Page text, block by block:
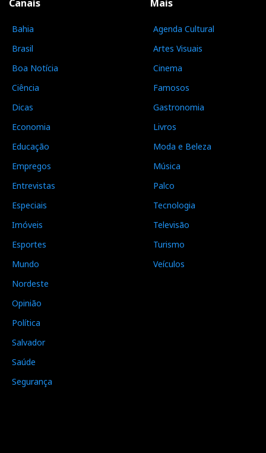
Canais
Bahia
Brasil
Boa Notícia
Ciência
Dicas
Economia
Educação
Empregos
Entrevistas
Especiais
Imóveis
Esportes
Mundo
Nordeste
Opinião
Política
Salvador
Saúde
Segurança
Mais
Agenda Cultural
Artes Visuais
Cinema
Famosos
Gastronomia
Livros
Moda e Beleza
Música
Palco
Tecnologia
Televisão
Turismo
Veículos